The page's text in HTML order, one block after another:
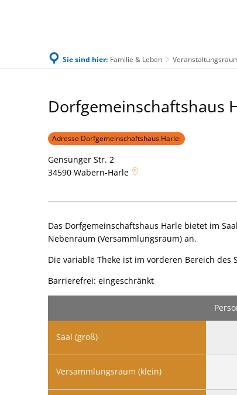
Familie & Leben Bürgerservice &
Sie sind hier: Familie & Leben
Dorfgemeinschaftshaus
Adresse Dorfgemeinschaftshaus Harle:
Gensunger Str. 2
34590 Wabern-Harle
Das Dorfgemeinschaftshaus Harle bietet im
Nebenraum (Versammlungsraum) an.
Die variable Theke ist im vorderen Bereich des
Barrierefrei: eingeschränkt
Saal (groß)
Versammlungsraum (klein)